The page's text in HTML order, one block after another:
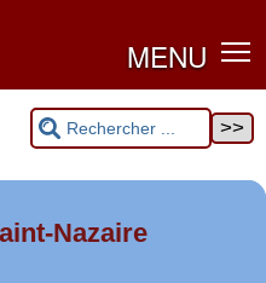
MENU
!
Nazaire